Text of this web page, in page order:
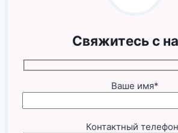
Свяжитесь с
Ваше имя*
Контактный